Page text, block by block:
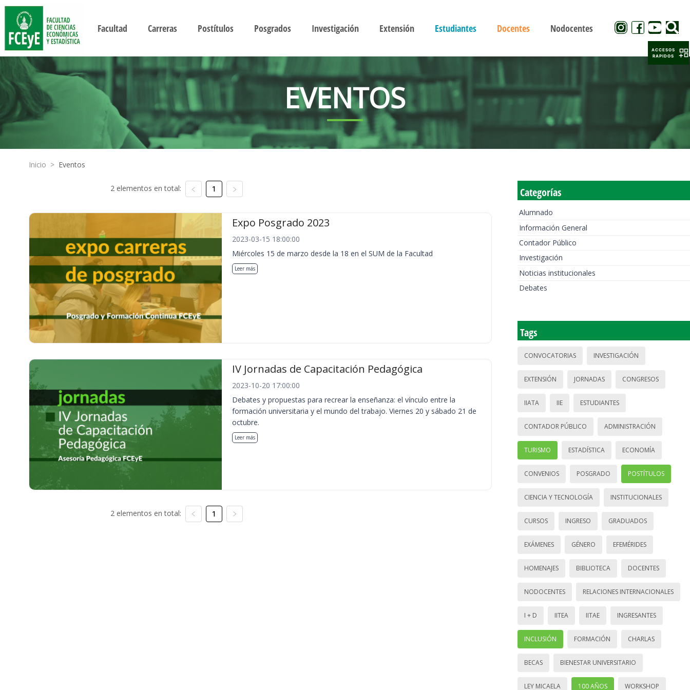
Facultad Carreras Postítulos Posgrados Investigación Extensión Estudiantes Docentes Nodocentes
EVENTOS
Inicio > Eventos
2 elementos en total: 1
Expo Posgrado 2023
2023-03-15 18:00:00
Miércoles 15 de marzo desde la 18 en el SUM de la Facultad
Leer más
IV Jornadas de Capacitación Pedagógica
2023-10-20 17:00:00
Debates y propuestas para recrear la enseñanza: el vínculo entre la
formación universitaria y el mundo del trabajo. Viernes 20 y sábado 21 de
octubre.
Leer más
2 elementos en total: 1
Categorías
Alumnado
Información General
Contador Público
Investigación
Noticias institucionales
Debates
Tags
CONVOCATORIAS INVESTIGACIÓN
EXTENSIÓN JORNADAS CONGRESOS
IIATA IIE ESTUDIANTES
CONTADOR PÚBLICO ADMINISTRACIÓN
TURISMO ESTADÍSTICA ECONOMÍA
CONVENIOS POSGRADO POSTÍTULOS
CIENCIA Y TECNOLOGÍA INSTITUCIONALES
CURSOS INGRESO GRADUADOS
EXÁMENES GÉNERO EFEMÉRIDES
HOMENAJES BIBLIOTECA DOCENTES
NODOCENTES RELACIONES INTERNACIONALES
I + D IITEA IITAE INGRESANTES
INCLUSIÓN FORMACIÓN CHARLAS
BECAS BIENESTAR UNIVERSITARIO
LEY MICAELA 100 AÑOS WORKSHOP
ACCESOS
RAPIDOS